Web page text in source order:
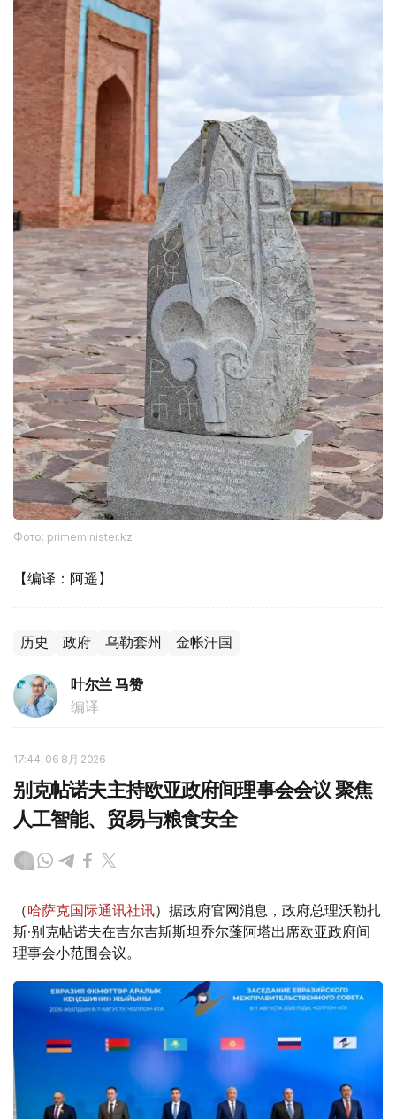
Фото: primeminister.kz
【编译：阿遥】
历史 政府 乌勒套州 金帐汗国
叶尔兰 马赞
编译
17:44, 06 8月 2026
别克帖诺夫主持欧亚政府间理事会会议 聚焦
人工智能、贸易与粮食安全
（哈萨克国际通讯社讯）据政府官网消息，政府总理沃勒扎
斯·别克帖诺夫在吉尔吉斯斯坦乔尔蓬阿塔出席欧亚政府间
理事会小范围会议。